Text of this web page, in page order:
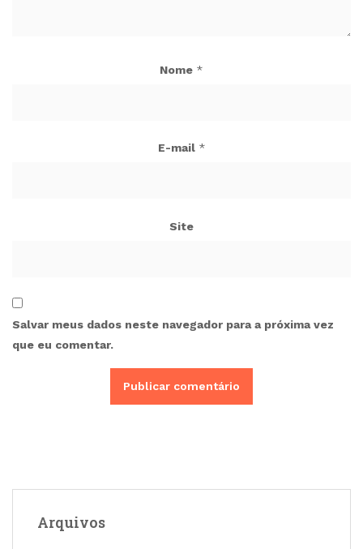
Nome *
E-mail *
Site
Salvar meus dados neste navegador para a próxima vez
que eu comentar.
Arquivos